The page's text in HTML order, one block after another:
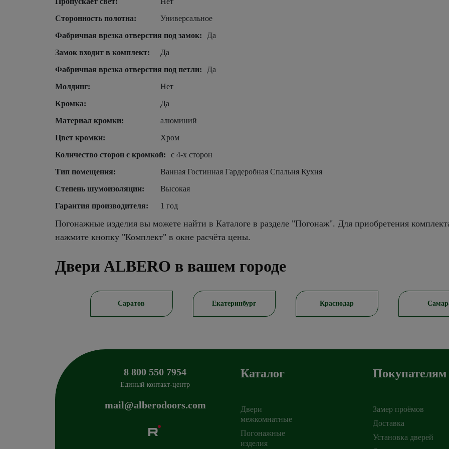
Сторонность полотна:
Универсальное
Фабричная врезка отверстия под замок:
Да
Замок входит в комплект:
Да
Фабричная врезка отверстия под петли:
Да
Молдинг:
Нет
Кромка:
Да
Материал кромки:
алюминий
Цвет кромки:
Хром
Количество сторон с кромкой:
с 4-х сторон
Тип помещения:
Ванная Гостинная Гардеробная Спальня Кухня
Степень шумоизоляции:
Высокая
Гарантия производителя:
1 год
Погонажные изделия вы можете найти в Каталоге в разделе "Погонаж". Для приобретения
нажмите кнопку "Комплект" в окне расчёта цены.
Двери ALBERO в вашем городе
Саратов Екатеринбург Краснодар
8 800 550 7954
Единый контакт-центр
mail@alberodoors.com
Каталог
Двери
межкомнатные
Погонажные
изделия
Покупателям
Замер проёмов
Доставка
Установка дверей